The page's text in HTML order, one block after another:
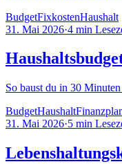
BudgetFixkostenHaushalt
31. Mai 2026·4 min
So baust du in 30
BudgetHaushalt
31. Mai 2026·5 min